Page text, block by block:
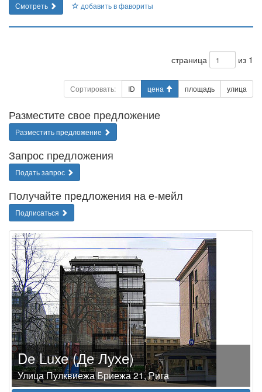
Смотреть добавить в фавориты
страница из 1
Сортировать: ID цена площадь улица
Разместите свое предложение
Разместить предложение
Запрос предложения
Подать запрос
Получайте предложения на е-мейл
Подписаться
De Luxe (Де Лухе)
Улица Пулквиежа Бриежа 21, Рига